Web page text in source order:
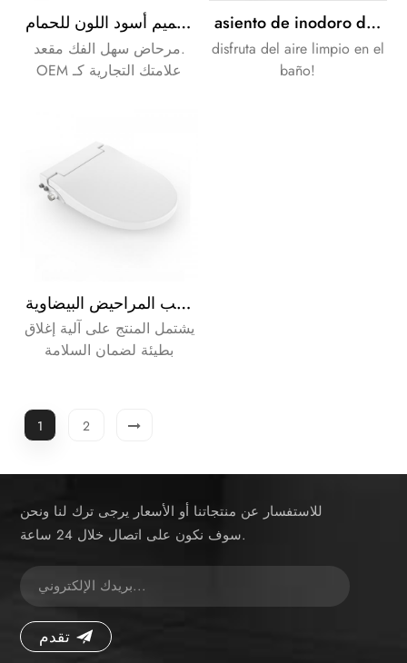
غطاء مقعد مرحاض ناعم وسريع التحرير بتصميم أسود اللون للحمام
مرحاض سهل الفك مقعد.
OEM علامتك التجارية كـ
asiento de inodoro de aire fresco más popular asiento de urea
disfruta del aire limpio en el
baño!
مقعد مرحاض بيديه غير كهربائي يناسب المراحيض البيضاوية
يشتمل المنتج على آلية إغلاق
بطيئة لضمان السلامة
للصدأ أداءً يدوم طويلاً. حاصل
على شهادة المطابقة
معايير السلامة في الاتحاد
الأوروبي، مما يتيح الوصول
إلى الأسواق ويعزز ثقة
المشترين.
1 2
للاستفسار عن منتجاتنا أو الأسعار يرجى ترك لنا ونحن
سوف نكون على اتصال خلال 24 ساعة.
تقدم